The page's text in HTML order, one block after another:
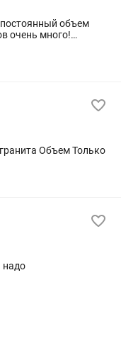
объем
Облицовщик плиткой из натурального гранита Объем Только
надо